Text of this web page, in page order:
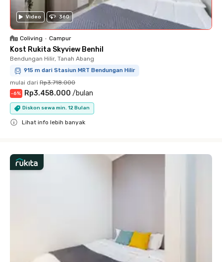
Video 360
Coliving • Campur
Kost Rukita Skyview Benhil
Bendungan Hilir, Tanah Abang
915 m dari Stasiun MRT Bendungan Hilir
mulai dari Rp3.718.000
-6% Rp3.458.000 /bulan
Diskon sewa min. 12 Bulan
Lihat info lebih banyak